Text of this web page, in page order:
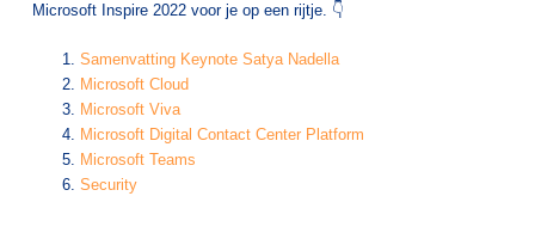
Microsoft Inspire 2022 voor je op een rijtje. 👇
Samenvatting Keynote Satya Nadella
Microsoft Cloud
Microsoft Viva
Microsoft Digital Contact Center Platform
Microsoft Teams
Security